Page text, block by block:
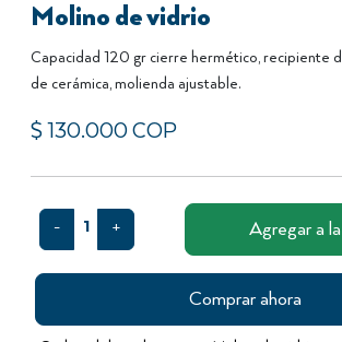
Molino de vidrio
Capacidad 120 gr cierre hermético, recipiente
de cerámica, molienda ajustable.
$ 130.000COP
- 1 + Agregar a
Comprar ahora